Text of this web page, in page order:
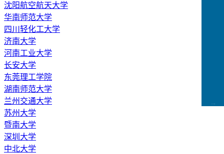
沈阳航空航天大学
华南师范大学
四川轻化工大学
济南大学
河南工业大学
长安大学
东莞理工学院
湖南师范大学
兰州交通大学
苏州大学
暨南大学
深圳大学
中北大学